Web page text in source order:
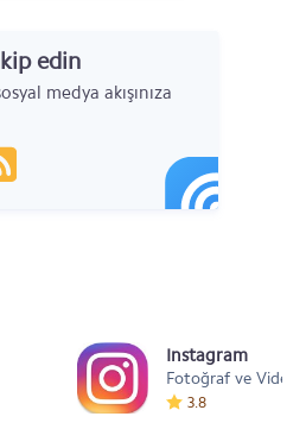
edin
medya akışınıza
Instagram
Fotoğraf ve Video
3.8